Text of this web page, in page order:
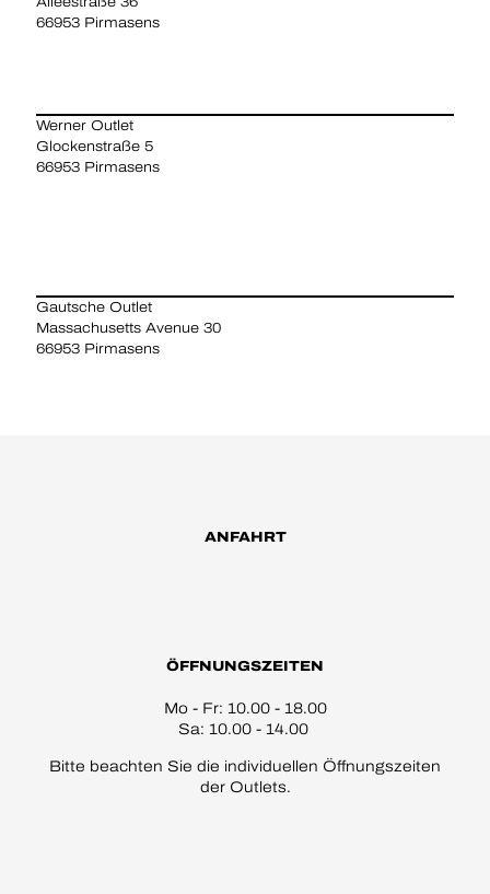
66953 Pirmasens
Werner Outlet
Glockenstraße 5
66953 Pirmasens
Gautsche Outlet
Massachusetts Avenue 30
66953 Pirmasens
ANFAHRT
ÖFFNUNGSZEITEN
Mo - Fr: 10.00 - 18.00
Sa: 10.00 - 14.00
Bitte beachten Sie die individuellen Öffnungszeiten
der Outlets.